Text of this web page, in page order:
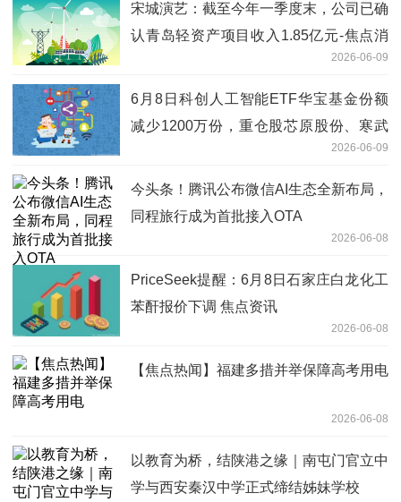
宋城演艺：截至今年一季度末，公司已确
认青岛轻资产项目收入1.85亿元-焦点消
2026-06-09
6月8日科创人工智能ETF华宝基金份额
减少1200万份，重仓股芯原股份、寒武
2026-06-09
今头条！腾讯公布微信AI生态全新布局，
同程旅行成为首批接入OTA
2026-06-08
PriceSeek提醒：6月8日石家庄白龙化工
苯酐报价下调 焦点资讯
2026-06-08
【焦点热闻】福建多措并举保障高考用电
2026-06-08
以教育为桥，结陕港之缘｜南屯门官立中
学与西安秦汉中学正式缔结姊妹学校